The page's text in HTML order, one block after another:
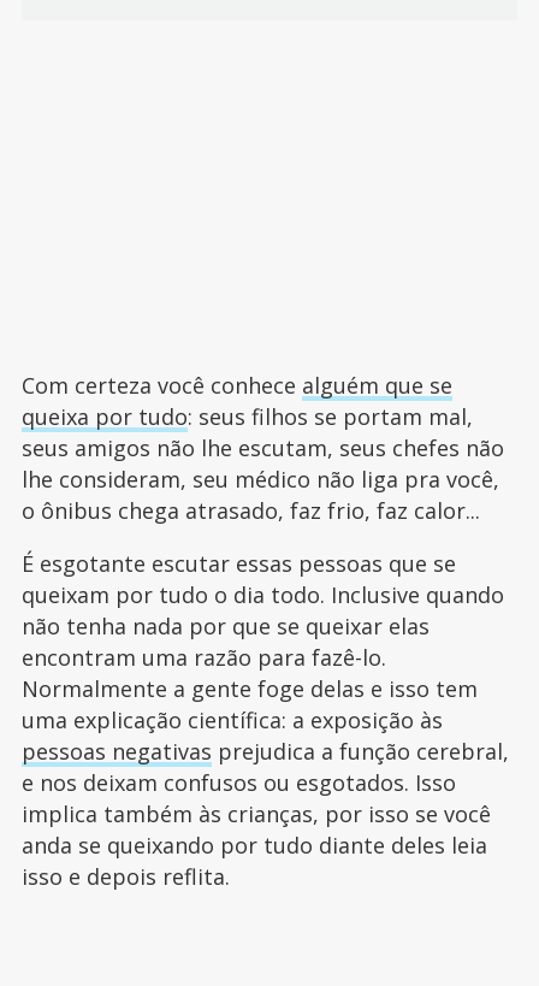
Com certeza você conhece alguém que se
queixa por tudo: seus filhos se portam mal,
seus amigos não lhe escutam, seus chefes não
lhe consideram, seu médico não liga pra você,
o ônibus chega atrasado, faz frio, faz calor...
É esgotante escutar essas pessoas que se
queixam por tudo o dia todo. Inclusive quando
não tenha nada por que se queixar elas
encontram uma razão para fazê-lo.
Normalmente a gente foge delas e isso tem
uma explicação científica: a exposição às
pessoas negativas prejudica a função cerebral,
e nos deixam confusos ou esgotados. Isso
implica também às crianças, por isso se você
anda se queixando por tudo diante deles leia
isso e depois reflita.